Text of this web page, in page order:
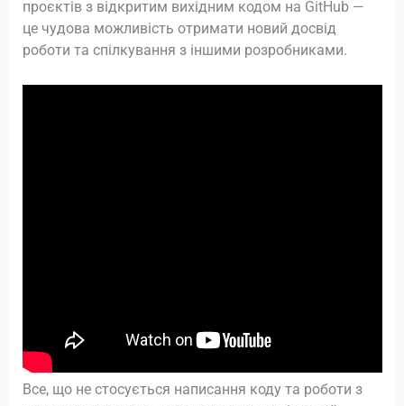
проєктів з відкритим вихідним кодом на GitHub —
це чудова можливість отримати новий досвід
роботи та спілкування з іншими розробниками.
Все, що не стосується написання коду та роботи з